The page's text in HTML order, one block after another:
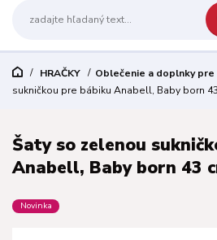
HRAČKY Oblečenie a doplnky pre
sukničkou pre bábiku Anabell, Baby born
Šaty so zelenou
Anabell, Baby born 43
Novinka